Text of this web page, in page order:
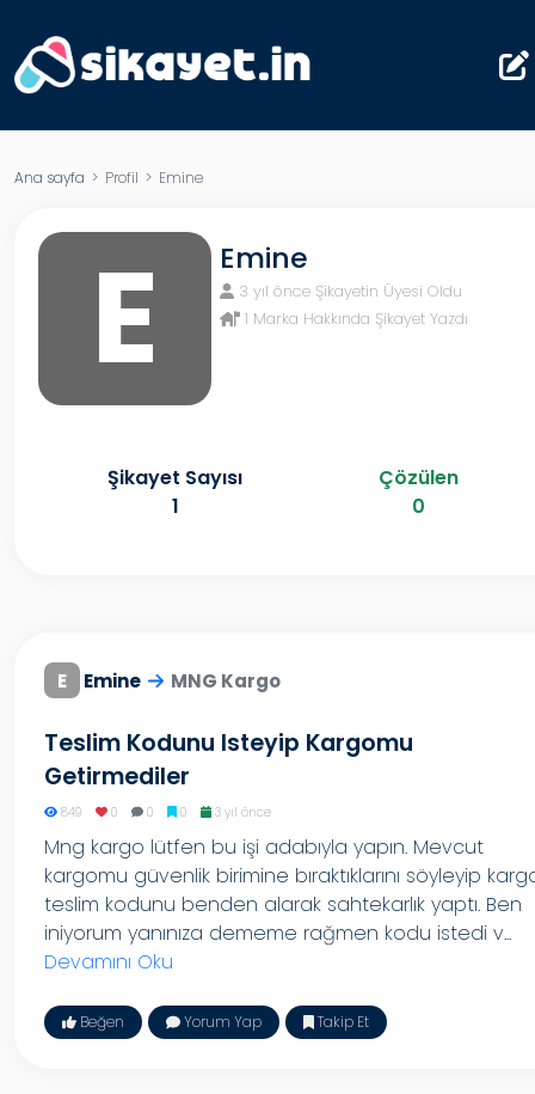
Ana sayfa > Profil > Emine
E Emine
3 yıl önce Şikayetin Üyesi Oldu
1 Marka Hakkında Şikayet Yazdı
Şikayet Sayısı
1
Çözülen
0
E Emine MNG Kargo
Teslim Kodunu Isteyip Kargomu
Getirmediler
849 0 0 0 3 yıl önce
Mng kargo lütfen bu işi adabıyla yapın. Mevcut
kargomu güvenlik birimine bıraktıklarını söyleyip
teslim kodunu benden alarak sahtekarlık yaptı. Ben
iniyorum yanınıza dememe rağmen kodu istedi v...
Devamını Oku
Beğen Yorum Yap Takip Et